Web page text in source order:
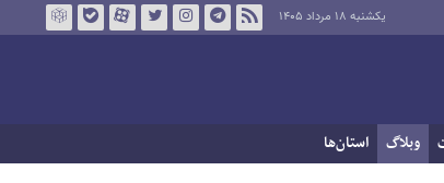
یکشنبه ۱۸ مرداد ۱۴۰۵
وبلاگ استان‌ها